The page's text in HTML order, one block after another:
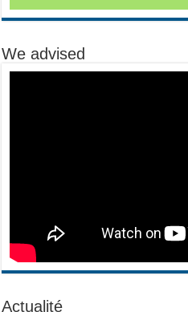
We advised
Actualité